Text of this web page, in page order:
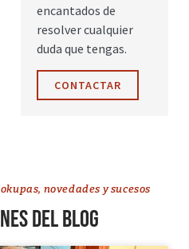
encantados de
resolver cualquier
duda que tengas.
CONTACTAR
novedades y sucesos
del blog